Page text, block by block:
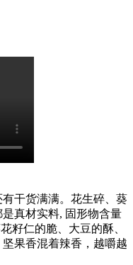
干货满满。花生碎、葵
真材实料, 固形物含量
籽仁的脆、大豆的酥、
果香混着辣香，越嚼越